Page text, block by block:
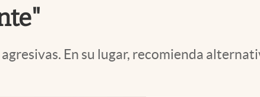
En su lugar, recomienda